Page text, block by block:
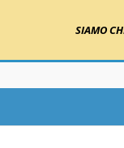
SIAMO